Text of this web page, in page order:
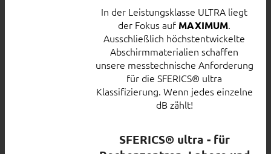
In der Leistungsklasse ULTRA liegt
der Fokus auf MAXIMUM.
Ausschließlich höchstentwickelte
Abschirmmaterialien schaffen
unsere messtechnische Anforderung
für die SFERICS® ultra
Klassifizierung. Wenn jedes einzelne
dB zählt!
SFERICS® ultra - für